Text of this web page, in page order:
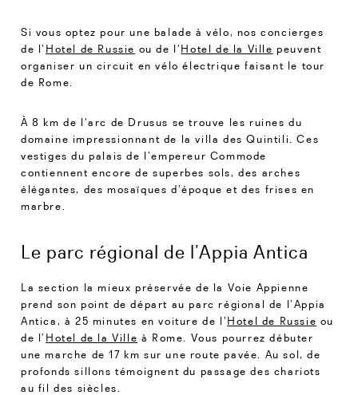
Si vous optez pour une balade à vélo, nos concierges
de l’ Hotel de Russie ou de l’Hotel de la Ville peuvent
organiser un circuit en vélo électrique faisant le tour
de Rome.
À 8 km de l’arc de Drusus se trouve les ruines du
domaine impressionnant de la villa des Quintili. Ces
vestiges du palais de l’empereur Commode
contiennent encore de superbes sols, des arches
élégantes, des mosaïques d’époque et des frises en
marbre.
Le parc régional de l’Appia Antica
La section la mieux préservée de la Voie Appienne
prend son point de départ au parc régional de l’Appia
Antica, à 25 minutes en voiture de l’Hotel de Russie ou
de l’ Hotel de la Ville à Rome. Vous pourrez débuter
une marche de 17 km sur une route pavée. Au sol, de
profonds sillons témoignent du passage des chariots
au fil des siècles.